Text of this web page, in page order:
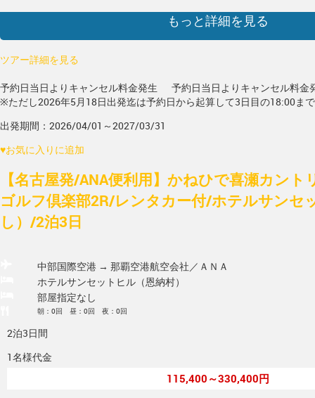
もっと詳細を見る
ツアー詳細を見る
予約日当日よりキャンセル料金発生
予約日当日よりキャンセル料金
※ただし2026年5月18日出発迄は予約日から起算して3日目の18:00ま
出発期間：2026/04/01～2027/03/31
♥お気に入りに追加
【名古屋発/ANA便利用】かねひで喜瀬カント
ゴルフ倶楽部2R/レンタカー付/ホテルサンセ
し）/2泊3日
中部国際空港 → 那覇空港航空会社／ＡＮＡ
ホテルサンセットヒル（恩納村）
部屋指定なし
朝：0回 昼：0回 夜：0回
2泊3日間
1名様代金
115,400～330,400円